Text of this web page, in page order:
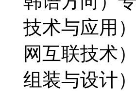
技术与应用
网互联技术
组装与设计